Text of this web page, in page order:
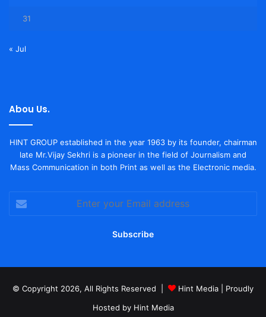
31
« Jul
Abou Us.
HINT GROUP established in the year 1963 by its founder, chairman
late Mr.Vijay Sekhri is a pioneer in the field of Journalism and
Mass Communication in both Print as well as the Electronic media.
your
© Copyright 2026, All Rights Reserved | Hint Media | Proudly
Hosted by Hint Media